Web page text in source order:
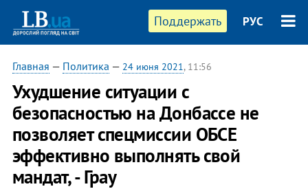
Поддержать РУС
Главная — Политика — 24 июня 2021, 11:56
Ухудшение ситуации с
безопасностью на Донбассе не
позволяет спецмиссии ОБСЕ
эффективно выполнять свой
мандат, - Грау